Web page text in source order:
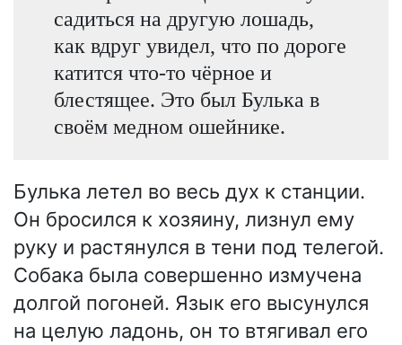
садиться на другую лошадь,
как вдруг увидел, что по дороге
катится что-то чёрное и
блестящее. Это был Булька в
своём медном ошейнике.
Булька летел во весь дух к станции.
Он бросился к хозяину, лизнул ему
руку и растянулся в тени под телегой.
Собака была совершенно измучена
долгой погоней. Язык его высунулся
на целую ладонь, он то втягивал его